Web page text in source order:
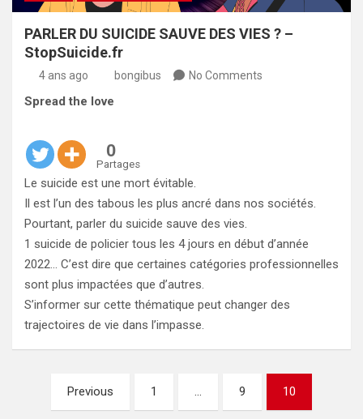
PARLER DU SUICIDE SAUVE DES VIES ?️ –
StopSuicide.fr
4 ans ago bongibus No Comments
Spread the love
0
Partages
Le suicide est une mort évitable.
Il est l’un des tabous les plus ancré dans nos sociétés.
Pourtant, parler du suicide sauve des vies.
1 suicide de policier tous les 4 jours en début d’année
2022… C’est dire que certaines catégories professionnelles
sont plus impactées que d’autres.
S’informer sur cette thématique peut changer des
trajectoires de vie dans l’impasse.
Pagination
Previous 1 … 9 10